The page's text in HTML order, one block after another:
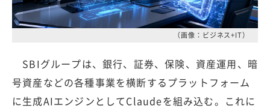
（画像：ビジネス+IT）
SBIグループは、銀行、証券、保険、資産運用、暗
号資産などの各種事業を横断するプラットフォーム
に生成AIエンジンとしてClaudeを組み込む。これに